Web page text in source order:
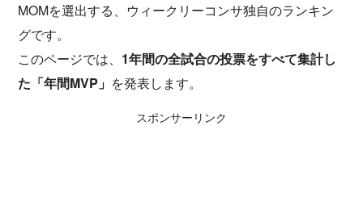
MOMを選出する、ウィークリーコンサ独自のランキン
グです。
このページでは、 1年間の全試合の投票をすべて集計し
た「年間MVP」 を発表します。
スポンサーリンク